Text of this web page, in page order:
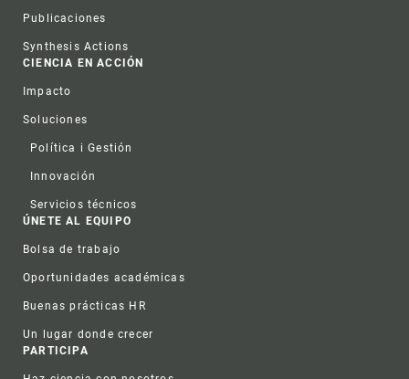
Publicaciones
Synthesis Actions
CIENCIA EN ACCIÓN
Impacto
Soluciones
Política i Gestión
Innovación
Servicios técnicos
ÚNETE AL EQUIPO
Bolsa de trabajo
Oportunidades académicas
Buenas prácticas HR
Un lugar donde crecer
PARTICIPA